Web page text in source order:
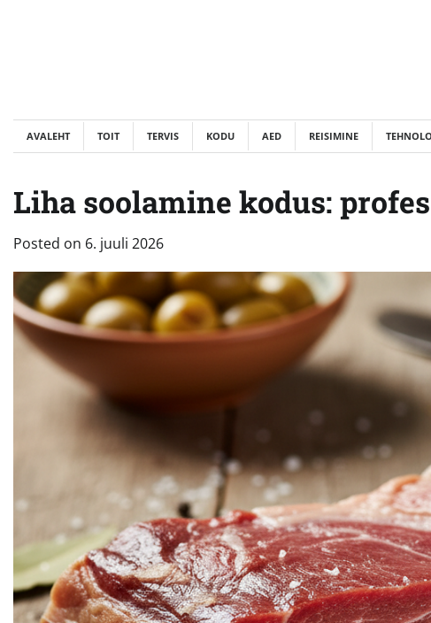
AVALEHT TOIT TERVIS KODU AED REISIMINE
Liha soolamine kodus:
Posted on 6. juuli 2026